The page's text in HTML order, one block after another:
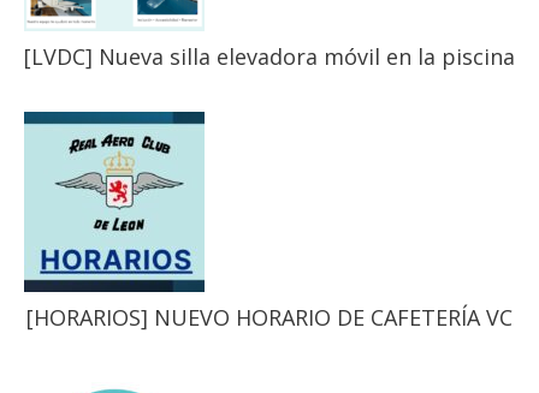
[LVDC] Nueva silla elevadora móvil en la piscina
[HORARIOS] NUEVO HORARIO DE CAFETERÍA VC